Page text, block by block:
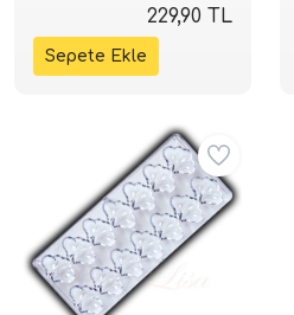
229,90 TL